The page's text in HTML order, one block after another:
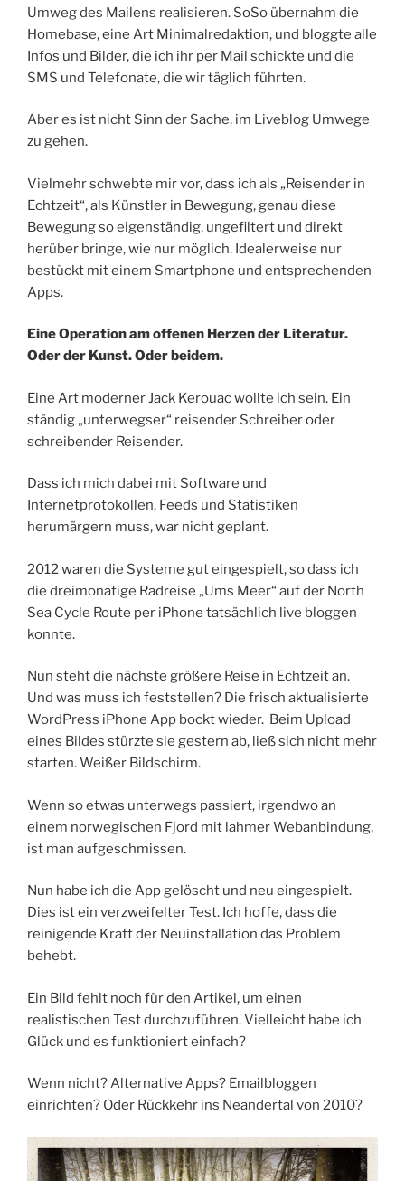
Umweg des Mailens realisieren. SoSo übernahm die
Homebase, eine Art Minimalredaktion, und bloggte alle
Infos und Bilder, die ich ihr per Mail schickte und die
SMS und Telefonate, die wir täglich führten.
Aber es ist nicht Sinn der Sache, im Liveblog Umwege
zu gehen.
Vielmehr schwebte mir vor, dass ich als „Reisender in
Echtzeit“, als Künstler in Bewegung, genau diese
Bewegung so eigenständig, ungefiltert und direkt
herüber bringe, wie nur möglich. Idealerweise nur
bestückt mit einem Smartphone und entsprechenden
Apps.
Eine Operation am offenen Herzen der Literatur.
Oder der Kunst. Oder beidem.
Eine Art moderner Jack Kerouac wollte ich sein. Ein
ständig „unterwegser“ reisender Schreiber oder
schreibender Reisender.
Dass ich mich dabei mit Software und
Internetprotokollen, Feeds und Statistiken
herumärgern muss, war nicht geplant.
2012 waren die Systeme gut eingespielt, so dass ich
die dreimonatige Radreise „Ums Meer“ auf der North
Sea Cycle Route per iPhone tatsächlich live bloggen
konnte.
Nun steht die nächste größere Reise in Echtzeit an.
Und was muss ich feststellen? Die frisch aktualisierte
WordPress iPhone App bockt wieder. Beim Upload
eines Bildes stürzte sie gestern ab, ließ sich nicht mehr
starten. Weißer Bildschirm.
Wenn so etwas unterwegs passiert, irgendwo an
einem norwegischen Fjord mit lahmer Webanbindung,
ist man aufgeschmissen.
Nun habe ich die App gelöscht und neu eingespielt.
Dies ist ein verzweifelter Test. Ich hoffe, dass die
reinigende Kraft der Neuinstallation das Problem
behebt.
Ein Bild fehlt noch für den Artikel, um einen
realistischen Test durchzuführen. Vielleicht habe ich
Glück und es funktioniert einfach?
Wenn nicht? Alternative Apps? Emailbloggen
einrichten? Oder Rückkehr ins Neandertal von 2010?